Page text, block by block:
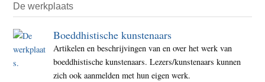
De werkplaats
Boeddhistische kunstenaars
Artikelen en beschrijvingen van en over het werk van
boeddhistische kunstenaars. Lezers/kunstenaars kunnen
zich ook aanmelden met hun eigen werk.